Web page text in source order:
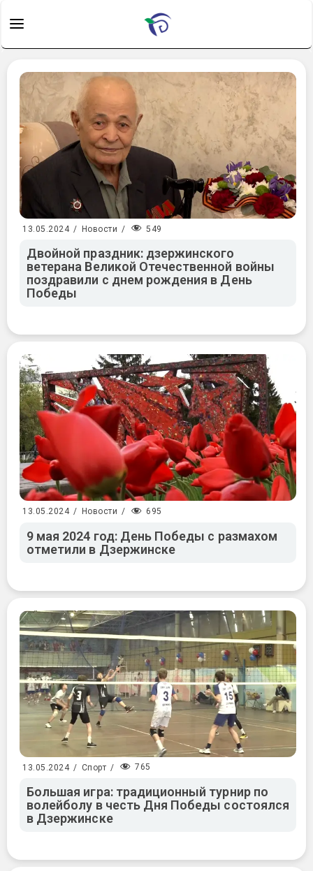
13.05.2024 / Новости / 549
Двойной праздник: дзержинского
ветерана Великой Отечественной войны
поздравили с днем рождения в День
Победы
13.05.2024 / Новости / 695
9 мая 2024 год: День Победы с размахом
отметили в Дзержинске
13.05.2024 / Спорт / 765
Большая игра: традиционный турнир по
волейболу в честь Дня Победы состоялся
в Дзержинске